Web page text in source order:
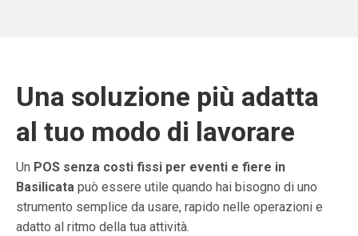
Una soluzione più adatta
al tuo modo di lavorare
Un POS senza costi fissi per eventi e fiere in
Basilicata può essere utile quando hai bisogno di uno
strumento semplice da usare, rapido nelle operazioni e
adatto al ritmo della tua attività.